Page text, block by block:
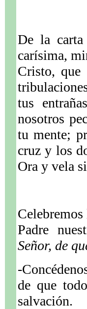
De la
carísima,
Cristo, que
tus
nosotros
tu mente;
cruz y los
Ora y vela
Padre
Señor, de
-
de que
salvación.